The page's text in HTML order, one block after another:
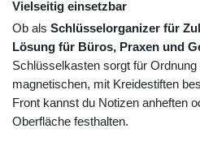
Vielseitig einsetzbar
Ob als Schlüsselorganizer für
Lösung für Büros, Praxen und
Schlüsselkasten sorgt für
magnetischen, mit Kreidestiften
Front kannst du Notizen anheften
Oberfläche festhalten.